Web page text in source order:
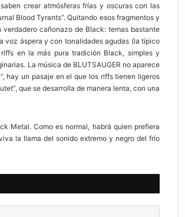
crear atmósferas frías y oscuras con las
Blood Tyrants”. Quitando esos fragmentos y
cañonazo de Black: temas bastante
voz áspera y con tonalidades agudas (la típico
en la más pura tradición Black, simples y
La música de BLUTSAUGER no aparece
hay un pasaje en el que los riffs tienen ligeros
que se desarrolla de manera lenta, con una
Metal. Como es normal, habrá quien prefiera
la llama del sonido extremo y negro del frío